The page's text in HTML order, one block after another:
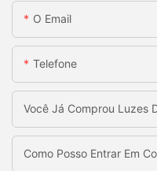
O Email
Telefone
Você Já Comprou Luzes
Como Posso Entrar Em